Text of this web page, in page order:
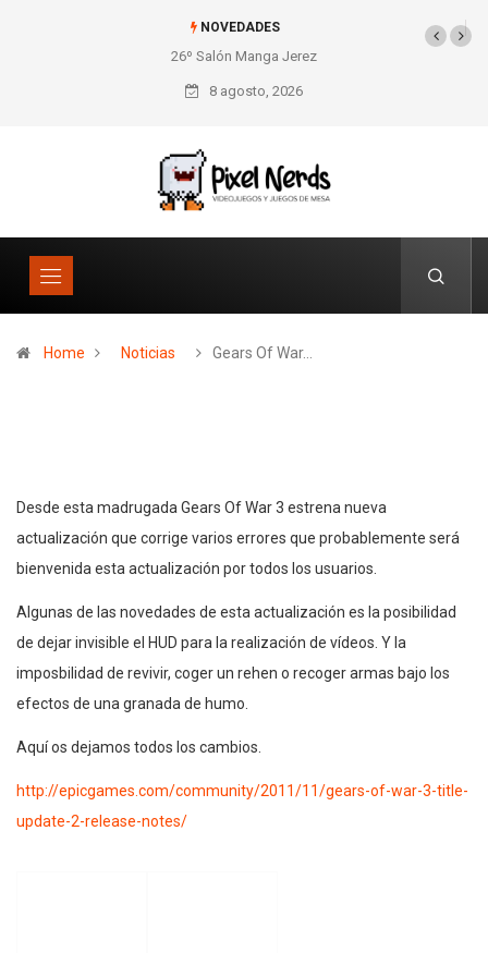
NOVEDADES
26º Salón Manga Jerez SNES Pixel Book para
los amantes de lo retro
8 agosto, 2026
Home Noticias Gears Of War…
Desde esta madrugada Gears Of War 3 estrena nueva
actualización que corrige varios errores que probablemente será
bienvenida esta actualización por todos los usuarios.
Algunas de las novedades de esta actualización es la posibilidad
de dejar invisible el HUD para la realización de vídeos. Y la
imposbilidad de revivir, coger un rehen o recoger armas bajo los
efectos de una granada de humo.
Aquí os dejamos todos los cambios.
http://epicgames.com/community/2011/11/gears-of-war-3-title-
update-2-release-notes/